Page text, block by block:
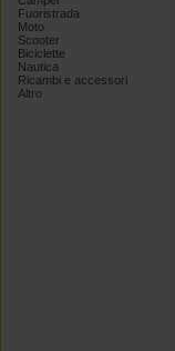
Fuoristrada
Moto
Scooter
Biciclette
Nautica
Ricambi e accessori
Altro